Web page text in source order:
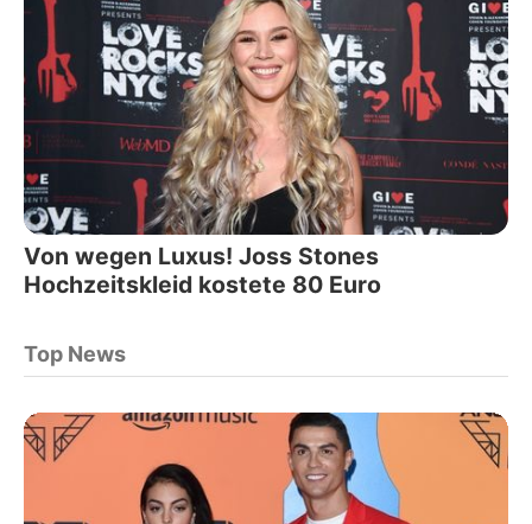
Von wegen Luxus! Joss Stones
Hochzeitskleid kostete 80 Euro
Top News